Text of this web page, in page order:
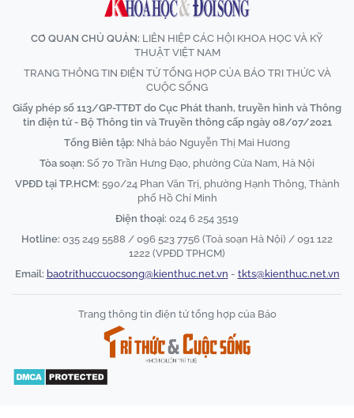
CƠ QUAN CHỦ QUẢN: LIÊN HIỆP CÁC HỘI KHOA HỌC VÀ KỸ
THUẬT VIỆT NAM
TRANG THÔNG TIN ĐIỆN TỬ TỔNG HỢP CỦA BÁO TRI THỨC VÀ
CUỘC SỐNG
Giấy phép số 113/GP-TTĐT do Cục Phát thanh, truyền hình và Thông
tin điện tử - Bộ Thông tin và Truyền thông cấp ngày 08/07/2021
Tổng Biên tập: Nhà báo Nguyễn Thị Mai Hương
Tòa soạn: Số 70 Trần Hưng Đạo, phường Cửa Nam, Hà Nội
VPĐD tại TP.HCM: 590/24 Phan Văn Trị, phường Hạnh Thông, Thành
phố Hồ Chí Minh
Điện thoại: 024 6 254 3519
Hotline: 035 249 5588 / 096 523 7756 (Toà soạn Hà Nội) / 091 122
1222 (VPĐD TPHCM)
Email: baotrithuccuocsong@kienthuc.net.vn - tkts@kienthuc.net.vn
Trang thông tin điện tử tổng hợp của Báo